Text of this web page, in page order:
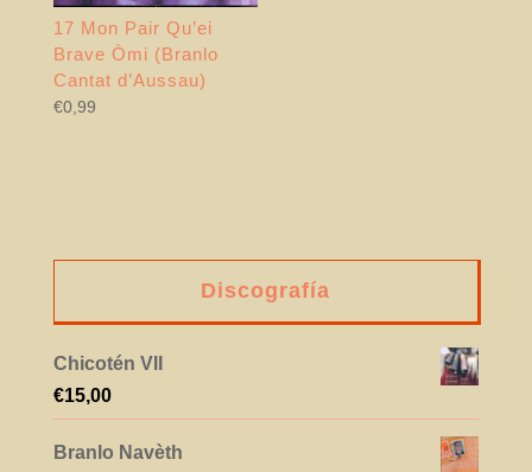
17 Mon Pair Qu’ei
Brave Òmi (Branlo
Cantat d’Aussau)
€0,99
Discografía
Chicotén VII
€15,00
Branlo Navèth